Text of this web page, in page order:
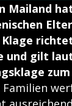
Mailand
und gilt
Familien